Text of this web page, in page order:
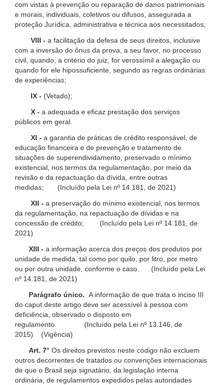
com vistas à prevenção ou reparação de danos patrimoniais
e morais, individuais, coletivos ou difusos, assegurada a
proteção Jurídica, administrativa e técnica aos necessitados;
VIII - a facilitação da defesa de seus direitos, inclusive
com a inversão do ônus da prova, a seu favor, no processo
civil, quando, a critério do juiz, for verossímil a alegação ou
quando for ele hipossuficiente, segundo as regras ordinárias
de experiências;
IX - (Vetado);
X - a adequada e eficaz prestação dos serviços
públicos em geral.
XI - a garantia de práticas de crédito responsável, de
educação financeira e de prevenção e tratamento de
situações de superendividamento, preservado o mínimo
existencial, nos termos da regulamentação, por meio da
revisão e da repactuação da dívida, entre outras
medidas; (Incluído pela Lei nº 14.181, de 2021)
XII - a preservação do mínimo existencial, nos termos
da regulamentação, na repactuação de dívidas e na
concessão de crédito; (Incluído pela Lei nº 14.181, de
2021)
XIII - a informação acerca dos preços dos produtos por
unidade de medida, tal como por quilo, por litro, por metro
ou por outra unidade, conforme o caso. (Incluído pela Lei
nº 14.181, de 2021)
Parágrafo único. A informação de que trata o inciso III
do caput deste artigo deve ser acessível à pessoa com
deficiência, observado o disposto em
regulamento. (Incluído pela Lei nº 13.146, de
2015) (Vigência)
Art. 7° Os direitos previstos neste código não excluem
outros decorrentes de tratados ou convenções internacionais
de que o Brasil seja signatário, da legislação interna
ordinária, de regulamentos expedidos pelas autoridades